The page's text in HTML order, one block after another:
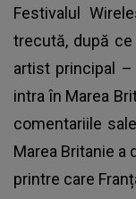
Festivalul
trecută, după
artist principal
intra în Marea
comentariile
Marea Britanie a
printre care